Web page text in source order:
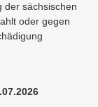
der sächsischen
oder gegen